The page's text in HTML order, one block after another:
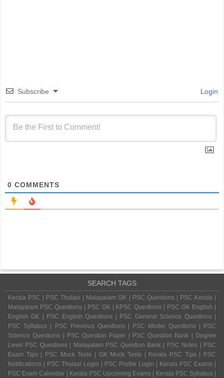
Subscribe Login
0 COMMENTS
SEARCH TAGS
Kerala PSC | PSC Thulasi | Malayalam GK | PSC Questions | PSC Kerala |
Malayalam PSC Questions | PSC GK | KPSC Questions | PSC GK English |
English GK | PSC English Questions | PSC General Science Questions |
PSC Syllabus | PSC Previous Questions | PSC Model Questions | PSC
Science Questions | PSC Question Paper | PSC Question Bank | Degree
Level PSC Questions | Malayalam PSC Question Bank | PSC Notes | PSC
Exam Tips | PSC Mock Tests | GK Mock Tests | Kerala PSC Tips | PSC
Notifications | PSC Thulasi Login | PSC Profile Login | Kerala PSC Exams |
PSC Exam Calendar | Kerala PSC Upcoming Exams | Kerala PSC Syllabus |